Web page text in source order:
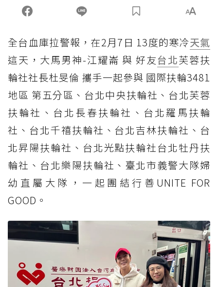
全台血庫拉警報，在2月7日 13度的寒冷天氣
這天，大馬男神-江耀崙 與 好友台北芙蓉扶
輪社社長杜旻倫 攜手一起參與 國際扶輪3481
地區 第五分區、台北中央扶輪社、台北芙蓉
扶輪社、台北長春扶輪社、台北羅馬扶輪
社、台北千禧扶輪社、台北吉林扶輪社、台
北昇陽扶輪社、台北光點扶輪社台北牡丹扶
輪社、台北樂陽扶輪社、臺北市義警大隊婦
幼直屬大隊，一起團結行善UNITE FOR
GOOD。